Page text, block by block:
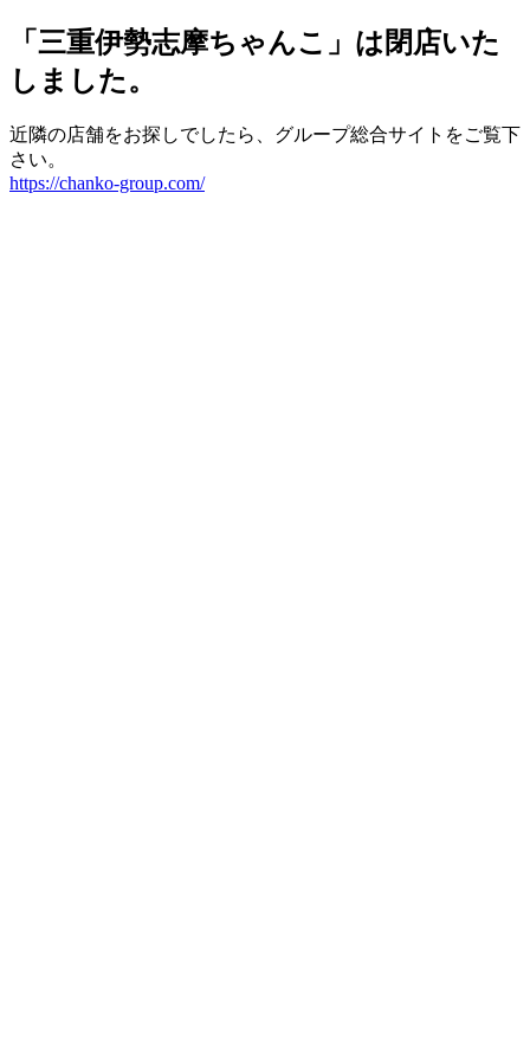
「三重伊勢志摩ちゃんこ」は閉店いた
しました。
近隣の店舗をお探しでしたら、グループ総合サイトをご覧下
さい。
https://chanko-group.com/